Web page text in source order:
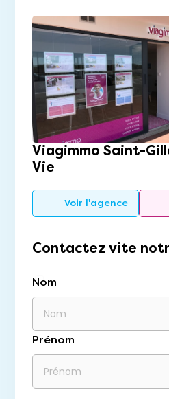
Viagimmo Saint-
Vie
Voir l'agence
Contactez vite
Nom
Prénom